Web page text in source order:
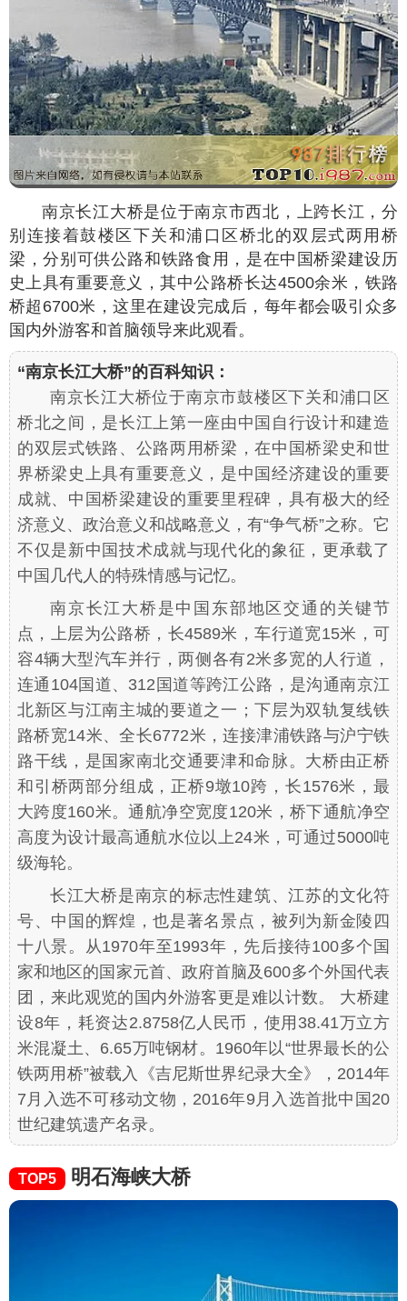
南京长江大桥是位于南京市西北，上跨长江，分
别连接着鼓楼区下关和浦口区桥北的双层式两用桥
梁，分别可供公路和铁路食用，是在中国桥梁建设历
史上具有重要意义，其中公路桥长达4500余米，铁路
桥超6700米，这里在建设完成后，每年都会吸引众多
国内外游客和首脑领导来此观看。
“南京长江大桥”的百科知识：
南京长江大桥位于南京市鼓楼区下关和浦口区
桥北之间，是长江上第一座由中国自行设计和建造
的双层式铁路、公路两用桥梁，在中国桥梁史和世
界桥梁史上具有重要意义，是中国经济建设的重要
成就、中国桥梁建设的重要里程碑，具有极大的经
济意义、政治意义和战略意义，有“争气桥”之称。它
不仅是新中国技术成就与现代化的象征，更承载了
中国几代人的特殊情感与记忆。
南京长江大桥是中国东部地区交通的关键节
点，上层为公路桥，长4589米，车行道宽15米，可
容4辆大型汽车并行，两侧各有2米多宽的人行道，
连通104国道、312国道等跨江公路，是沟通南京江
北新区与江南主城的要道之一；下层为双轨复线铁
路桥宽14米、全长6772米，连接津浦铁路与沪宁铁
路干线，是国家南北交通要津和命脉。大桥由正桥
和引桥两部分组成，正桥9墩10跨，长1576米，最
大跨度160米。通航净空宽度120米，桥下通航净空
高度为设计最高通航水位以上24米，可通过5000吨
级海轮。
长江大桥是南京的标志性建筑、江苏的文化符
号、中国的辉煌，也是著名景点，被列为新金陵四
十八景。从1970年至1993年，先后接待100多个国
家和地区的国家元首、政府首脑及600多个外国代表
团，来此观览的国内外游客更是难以计数。 大桥建
设8年，耗资达2.8758亿人民币，使用38.41万立方
米混凝土、6.65万吨钢材。1960年以“世界最长的公
铁两用桥”被载入《吉尼斯世界纪录大全》，2014年
7月入选不可移动文物，2016年9月入选首批中国20
世纪建筑遗产名录。
TOP5 明石海峡大桥